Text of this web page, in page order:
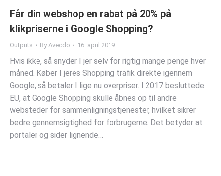
Får din webshop en rabat på 20% på
klikpriserne i Google Shopping?
Outputs ByAvecdo 16. april 2019
Hvis ikke, så snyder I jer selv for rigtig mange penge hver
måned. Køber I jeres Shopping trafik direkte igennem
Google, så betaler I lige nu overpriser. I 2017 besluttede
EU, at Google Shopping skulle åbnes op til andre
websteder for sammenligningstjenester, hvilket sikrer
bedre gennemsigtighed for forbrugerne. Det betyder at
portaler og sider lignende…